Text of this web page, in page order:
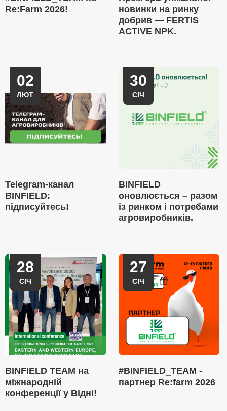
Re:Farm 2026!
новинки на ринку
добрив — FERTIS
ACTIVE NPK.
02
ЛЮТ
Telegram-канал
BINFIELD:
підписуйтесь!
30
СІЧ
BINFIELD
оновлюється – разом
із ринком і потребами
агровиробників.
28
СІЧ
BINFIELD TEAM на
міжнародній
конференції у Відні!
27
СІЧ
#BINFIELD_TEAM -
партнер Re:farm 2026